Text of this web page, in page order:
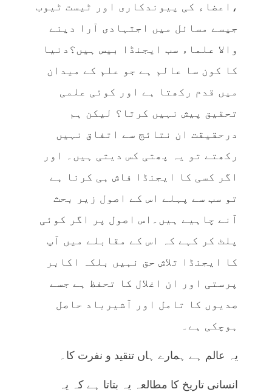
،اعضاء کی پیوندکاری اور ٹیست ٹیوب
جیسے مسائل میں اجتہادی آرا دینے
والا علماء سب ایجنڈا بیس ہیں؟دنیا
کا کون سا عالم ہے جو علم کے میدان
میں قدم رکھتا ہے اور کوئی علمی
تحقیق پیش نہیں کرتا؟ لیکن ہم
درحقیقت ان نتائج سے اتفاق نہیں
رکھتے تو یہ پھتی کس دیتی ہیں۔ اور
اگر کسی کا ایجنڈا فاش ہی کرنا ہے
تو سب سے پہلے اس کے اصول زیر بحث
آنے چاہیے ہیں۔اس اصول پر اگر کوئی
پلٹ کر کہے کہ اس کے مقابلے میں آپ
کا ایجنڈا تلاش حق نہیں بلکہ اکابر
پرستی اور ان اغلال کا تحفظ ہے جسے
صدیوں کا تامل اور آشیرباد حاصل
ہوچکی ہے۔
یہ عالم ہے ہمارے ہاں تنقید و نفرت کا۔
انسانی تاریخ کا مطالعہ یہ بتاتا ہے کہ یہ